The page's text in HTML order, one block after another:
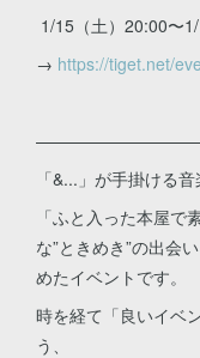
1/15（土）20:00〜
→ https://tiget.net/
「&...」が手掛ける
「ふと入った本屋で
な”ときめき”の出会
めたイベントです。
時を経て「良いイベ
う、